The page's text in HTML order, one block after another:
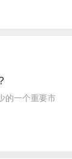
的一个重要市